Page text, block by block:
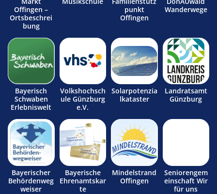
Offingen –
Ortsbeschrei
bung
punkt
Offingen
Wanderwege
Bayerisch
Schwaben
Erlebniswelt
Volkshochsch
ule Günzburg
e.V.
Solarpotenzia
lkataster
Landratsamt
Günzburg
Bayerischer
Behördenweg
weiser
Bayerische
Ehrenamtskar
te
Mindelstrand
Offingen
Seniorengem
einschaft Wir
für uns